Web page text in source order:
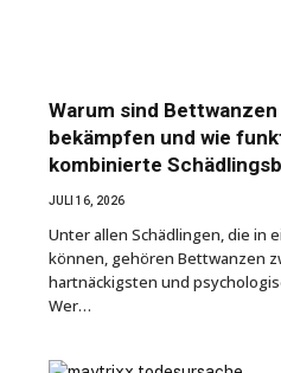
Warum sind
bekämpfen und wie
kombinierte
JULI 16, 2026
Unter allen Schädlingen, die in
können, gehören Bettwanzen
hartnäckigsten und
Wer…